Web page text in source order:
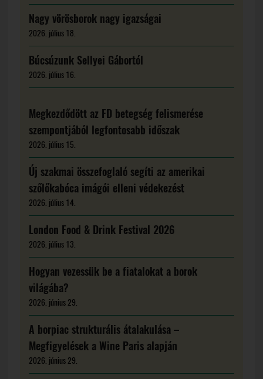
Nagy vörösborok nagy igazságai
2026. július 18.
Búcsúzunk Sellyei Gábortól
2026. július 16.
Megkezdődött az FD betegség felismerése
szempontjából legfontosabb időszak
2026. július 15.
Új szakmai összefoglaló segíti az amerikai
szőlőkabóca imágói elleni védekezést
2026. július 14.
London Food & Drink Festival 2026
2026. július 13.
Hogyan vezessük be a fiatalokat a borok
világába?
2026. június 29.
A borpiac strukturális átalakulása –
Megfigyelések a Wine Paris alapján
2026. június 29.